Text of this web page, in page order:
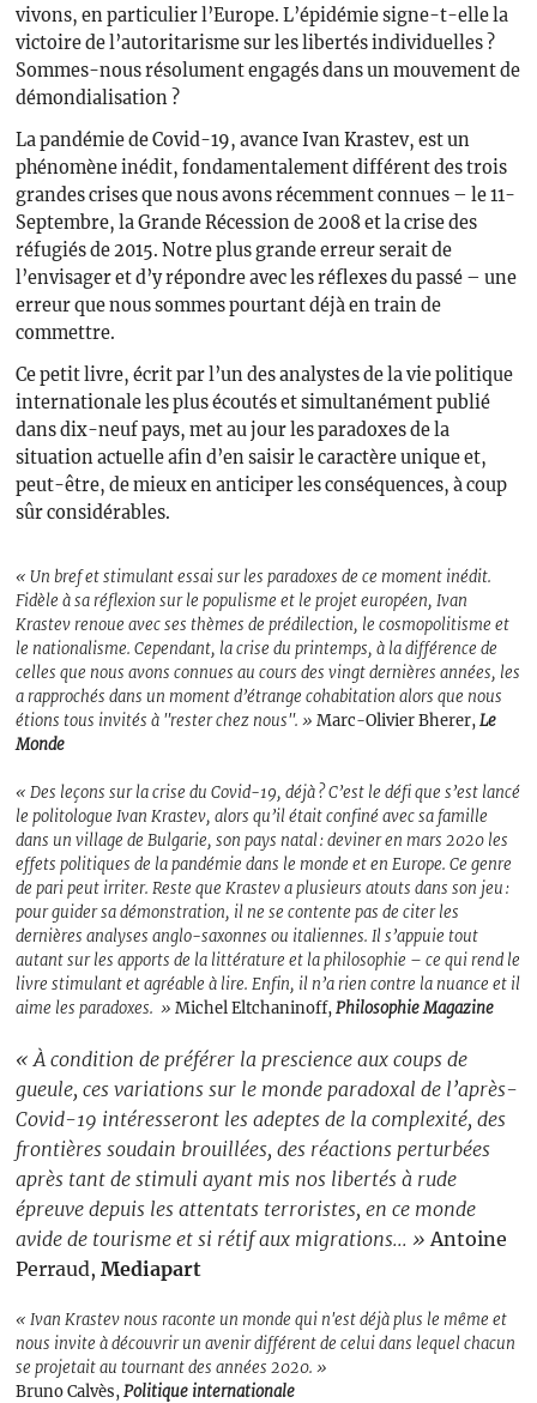
vivons, en particulier l’Europe. L’épidémie signe-t-elle la
victoire de l’autoritarisme sur les libertés individuelles ?
Sommes-nous résolument engagés dans un mouvement de
démondialisation ?
La pandémie de Covid-19, avance Ivan Krastev, est un
phénomène inédit, fondamentalement différent des trois
grandes crises que nous avons récemment connues – le 11-
Septembre, la Grande Récession de 2008 et la crise des
réfugiés de 2015. Notre plus grande erreur serait de
l’envisager et d’y répondre avec les réflexes du passé – une
erreur que nous sommes pourtant déjà en train de
commettre.
Ce petit livre, écrit par l’un des analystes de la vie politique
internationale les plus écoutés et simultanément publié
dans dix-neuf pays, met au jour les paradoxes de la
situation actuelle afin d’en saisir le caractère unique et,
peut-être, de mieux en anticiper les conséquences, à coup
sûr considérables.
« Un bref et stimulant essai sur les paradoxes de ce moment inédit.
Fidèle à sa réflexion sur le populisme et le projet européen, Ivan
Krastev renoue avec ses thèmes de prédilection, le cosmopolitisme et
le nationalisme. Cependant, la crise du printemps, à la différence de
celles que nous avons connues au cours des vingt dernières années, les
a rapprochés dans un moment d’étrange cohabitation alors que nous
étions tous invités à "rester chez nous". » Marc-Olivier Bherer,Le
Monde
« Des leçons sur la crise du Covid-19, déjà ? C’est le défi que s’est lancé
le politologue Ivan Krastev, alors qu’il était confiné avec sa famille
dans un village de Bulgarie, son pays natal : deviner en mars 2020 les
effets politiques de la pandémie dans le monde et en Europe. Ce genre
de pari peut irriter. Reste que Krastev a plusieurs atouts dans son jeu :
pour guider sa démonstration, il ne se contente pas de citer les
dernières analyses anglo-saxonnes ou italiennes. Il s’appuie tout
autant sur les apports de la littérature et la philosophie – ce qui rend le
livre stimulant et agréable à lire. Enfin, il n’a rien contre la nuance et il
aime les paradoxes. » Michel Eltchaninoff,Philosophie Magazine
« À condition de préférer la prescience aux coups de
gueule, ces variations sur le monde paradoxal de l’après-
Covid-19 intéresseront les adeptes de la complexité, des
frontières soudain brouillées, des réactions perturbées
après tant de stimuli ayant mis nos libertés à rude
épreuve depuis les attentats terroristes, en ce monde
avide de tourisme et si rétif aux migrations... » Antoine
Perraud, Mediapart
« Ivan Krastev nous raconte un monde qui n'est déjà plus le même et
nous invite à découvrir un avenir différent de celui dans lequel chacun
se projetait au tournant des années 2020. »
Bruno Calvès,Politique internationale